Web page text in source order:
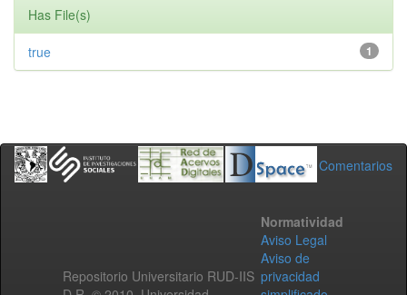
Has File(s)
1
true
Comentarios
Repositorio Universitario RUD-IIS
Normatividad
Aviso Legal
Aviso de
privacidad